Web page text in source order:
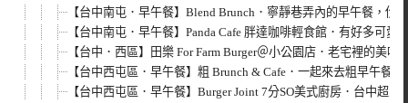
【台中南屯．早午餐】Blend Brunch．寧靜巷弄內的早午餐，份
【台中南屯．早午餐】Panda Cafe 胖達咖啡輕食館．有好多可愛
【台中．西區】田樂 For Farm Burger＠小公園店．老宅裡的美味
【台中西屯區．早午餐】粗 Brunch & Cafe．一起來去粗早午餐
【台中西屯區．早午餐】Burger Joint 7分SO美式廚房．台中超人